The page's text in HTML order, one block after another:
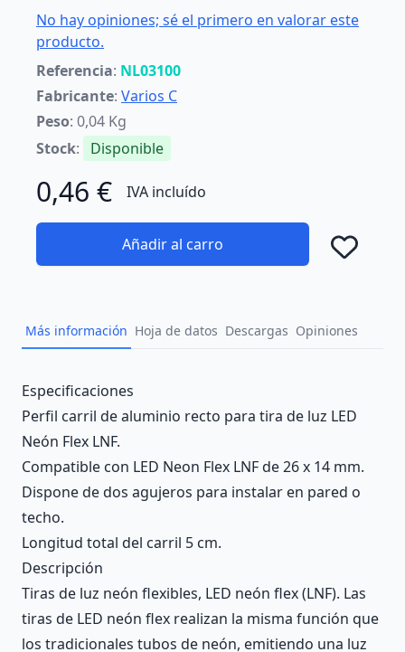
No hay opiniones; sé el primero en valorar este
producto.
Referencia: NL03100
Fabricante: Varios C
Peso: 0,04 Kg
Stock: Disponible
0,46 € IVA incluído
Añadir al carro
Más información Hoja de datos Descargas Opiniones
Description
Especificaciones
Perfil carril de aluminio recto para tira de luz LED
Neón Flex LNF.
Compatible con LED Neon Flex LNF de 26 x 14 mm.
Dispone de dos agujeros para instalar en pared o
techo.
Longitud total del carril 5 cm.
Descripción
Tiras de luz neón flexibles, LED neón flex (LNF). Las
tiras de LED neón flex realizan la misma función que
los tradicionales tubos de neón, emitiendo una luz